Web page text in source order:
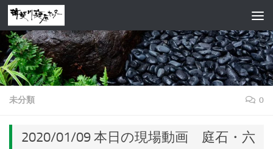
コンテンツへスキップ
未分類 0
2020/01/09 本日の現場動画 庭石・六